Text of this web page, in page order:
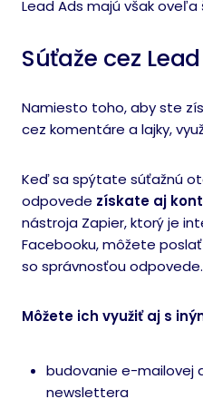
Lead Ads majú však oveľa
Súťaže cez
Namiesto toho, aby ste
cez komentáre a lajky,
Keď sa spýtate súťažnú
odpovede získate aj
nástroja Zapier, ktorý je
Facebooku, môžete
so správnosťou odpovede.
Môžete ich využiť aj s
budovanie e-mailovej
newslettera